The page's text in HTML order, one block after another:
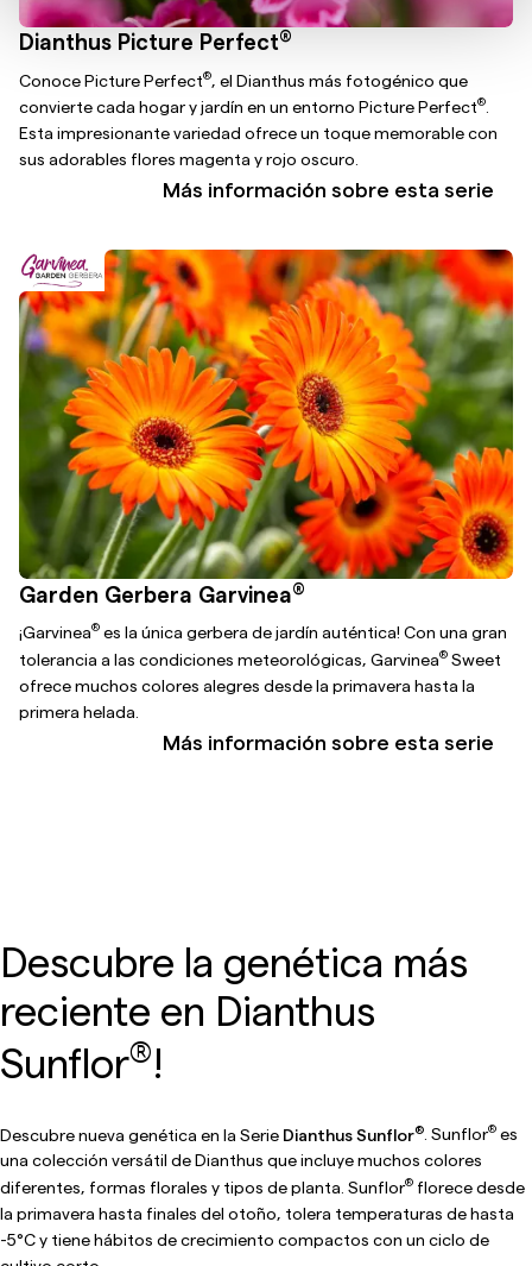
Dianthus Picture Perfect®
Conoce Picture Perfect®, el Dianthus más fotogénico que
convierte cada hogar y jardín en un entorno Picture Perfect®.
Esta impresionante variedad ofrece un toque memorable con
sus adorables flores magenta y rojo oscuro.
Más información sobre esta serie
Garden Gerbera Garvinea®
¡Garvinea® es la única gerbera de jardín auténtica! Con una gran
tolerancia a las condiciones meteorológicas, Garvinea® Sweet
ofrece muchos colores alegres desde la primavera hasta la
primera helada.
Más información sobre esta serie
Descubre la genética más
reciente en Dianthus
Sunflor®!
Descubre nueva genética en la Serie Dianthus Sunflor®. Sunflor® es
una colección versátil de Dianthus que incluye muchos colores
diferentes, formas florales y tipos de planta. Sunflor® florece desde
la primavera hasta finales del otoño, tolera temperaturas de hasta
-5°C y tiene hábitos de crecimiento compactos con un ciclo de